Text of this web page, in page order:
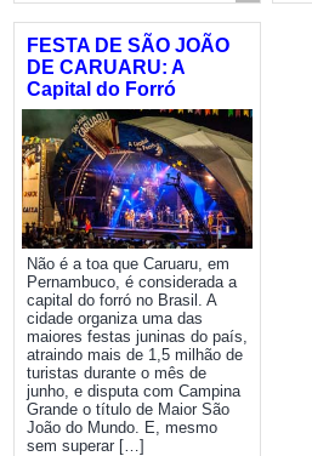
FESTA DE SÃO JOÃO
DE CARUARU: A
Capital do Forró
Não é a toa que Caruaru, em
Pernambuco, é considerada a
capital do forró no Brasil. A
cidade organiza uma das
maiores festas juninas do país,
atraindo mais de 1,5 milhão de
turistas durante o mês de
junho, e disputa com Campina
Grande o título de Maior São
João do Mundo. E, mesmo
sem superar […]